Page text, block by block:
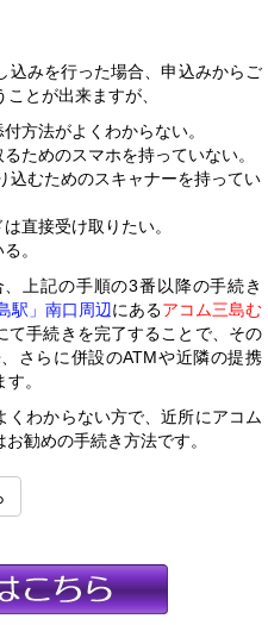
込みを行った場合、申込みからご
とが出来ますが、
方法がよくわからない。
ためのスマホを持っていない。
込むためのスキャナーを持ってい
直接受け取りたい。
。
上記の手順の3番以降の手続き
駅」南口周辺にあるアコム三島む
て手続きを完了することで、その
さらに併設のATMや近隣の提携
。
くわからない方で、近所にアコム
勧めの手続き方法です。